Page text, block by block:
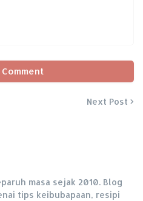
Next Post
masa sejak 2010. Blog
tips keibubapaan, resipi